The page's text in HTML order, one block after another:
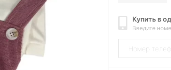
Купить в
Введите